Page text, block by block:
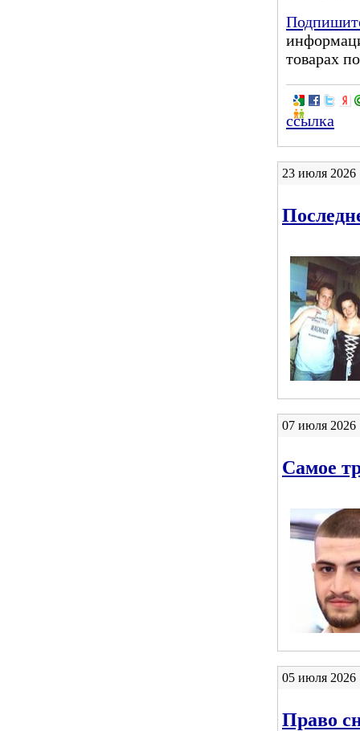
товарах
ссылка
23 июля 2026
07 июля 2026
Самое
05 июля 2026
Право